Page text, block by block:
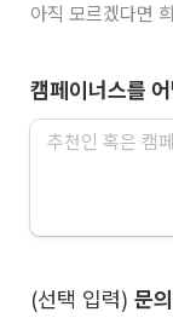
아직 모르겠다면
캠페이너스를
(선택 입력) 문